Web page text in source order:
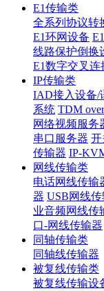
E1传输类
全系列协议转
E1环网设备
线路保护倒换
E1数字交叉连
IP传输类
IAD接入设备/
系统 TDM
网络视频服务
串口服务器 开
传输器 IP-
网线传输类
电话网线传输
器 USB网线传
业音频网线传
口-网线传输器
同轴传输类
同轴线传输器
被复线传输类
被复线传输设